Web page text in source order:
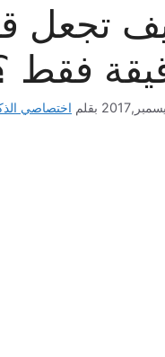
فقط
بقلم اختصاصي